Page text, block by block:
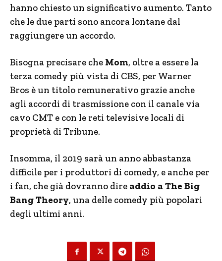
hanno chiesto un significativo aumento. Tanto
che le due parti sono ancora lontane dal
raggiungere un accordo.
Bisogna precisare che Mom, oltre a essere la
terza comedy più vista di CBS, per Warner
Bros è un titolo remunerativo grazie anche
agli accordi di trasmissione con il canale via
cavo CMT e con le reti televisive locali di
proprietà di Tribune.
Insomma, il 2019 sarà un anno abbastanza
difficile per i produttori di comedy, e anche per
i fan, che già dovranno dire addio a The Big
Bang Theory, una delle comedy più popolari
degli ultimi anni.